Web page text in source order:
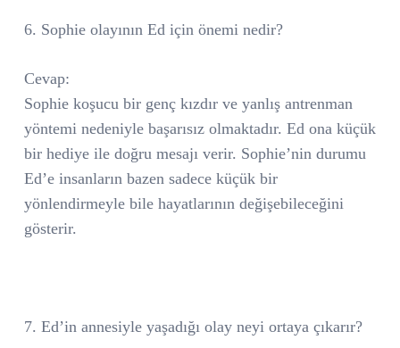
6. Sophie olayının Ed için önemi nedir?
Cevap:
Sophie koşucu bir genç kızdır ve yanlış antrenman
yöntemi nedeniyle başarısız olmaktadır. Ed ona küçük
bir hediye ile doğru mesajı verir. Sophie’nin durumu
Ed’e insanların bazen sadece küçük bir
yönlendirmeyle bile hayatlarının değişebileceğini
gösterir.
7. Ed’in annesiyle yaşadığı olay neyi ortaya çıkarır?